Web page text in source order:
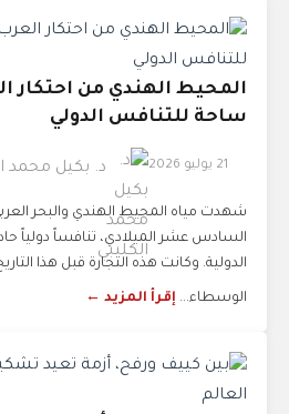
المحيط الهندي من احتكار
ساحة للتنافس الدولي
21 يوليو 2026 د. بكيل محمد
شهدت مياه المحيط الهندي والبحر
السادس عشر الميلادي، تنافساً دولياً
الدولية. وكانت هذه التجارة قبل هذا
الوسطاء... إقرأ المزيد ←